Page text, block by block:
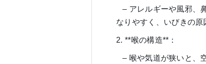
– アレルギーや風邪、
なりやすく、いびきの原
2. **喉の構造**：
– 喉や気道が狭いと、